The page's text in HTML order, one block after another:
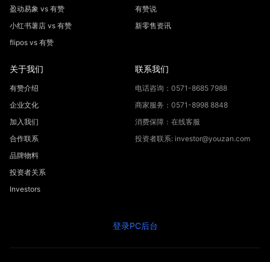
盈动易象 vs 有赞
小红书薯店 vs 有赞
flipos vs 有赞
有赞说
新零售资讯
关于我们
有赞介绍
企业文化
加入我们
合作联系
品牌物料
投资者关系
Investors
联系我们
电话咨询：0571-8685 7988
商家服务：0571-8998 8848
消费保障：在线客服
投资者联系: investor@youzan.com
登录PC后台